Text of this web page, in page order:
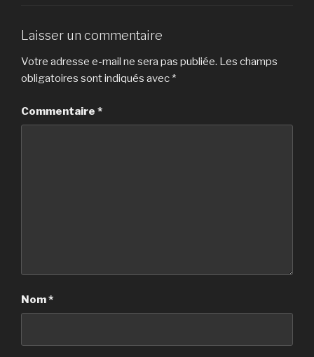
Laisser un commentaire
Votre adresse e-mail ne sera pas publiée. Les champs
obligatoires sont indiqués avec *
Commentaire *
Nom*